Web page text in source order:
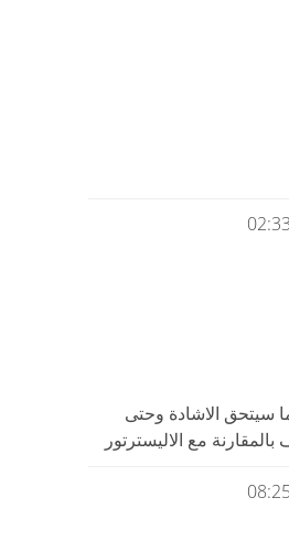
سيتحق الاشادة وحتى
مع الاليسترتور